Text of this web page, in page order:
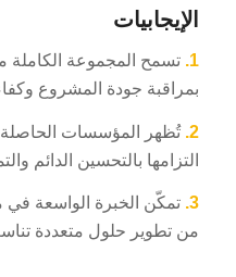
الإيجابيات
1. تسمح المجموعة الكاملة
بمراقبة جودة المشروع
2.
التزامها بالتحسين الدائم
3. تمكّن الخبرة الواسعة
من تطوير حلول متعددة